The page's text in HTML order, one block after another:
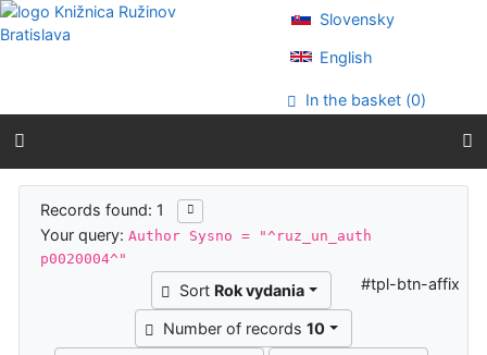
Go to content
Go to menu
Slovensky
English
In the basket (0)
Search results
Records found: 1
Your query:Author Sysno = "^ruz_un_auth
p0020004^"
Sort Rok vydania
Number of records 10
#tpl-btn-affix